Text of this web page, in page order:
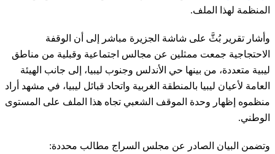
المنظمة لهذا الملف.
وأشار تقرير بُثَّ على شاشة الجزيرة مباشر إلى أن الوقفة
الاحتجاجية جمعت ممثلين عن مجالس اجتماعية وقبلية من مناطق
ليبية متعددة، من بينها حي الأندلس وجنوب ليبيا، إلى جانب الهيئة
العامة لأعيان ليبيا بالمنطقة الغربية واتحاد قبائل ليبيا، في مشهد أراد
منظموه إظهار وحدة الموقف الشعبي تجاه هذا الملف على المستوى
الوطني.
وتضمن البيان الصادر عن مجلس السراج مطالب محددة: